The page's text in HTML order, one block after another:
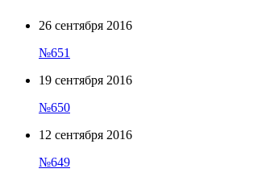
26 сентября 2016
№651
19 сентября 2016
№650
12 сентября 2016
№649